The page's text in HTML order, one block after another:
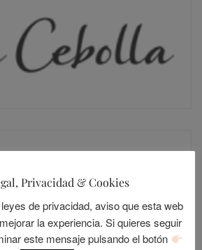
Privacidad & Cookies
de privacidad, aviso que esta web
la experiencia. Si quieres seguir
este mensaje pulsando el botón